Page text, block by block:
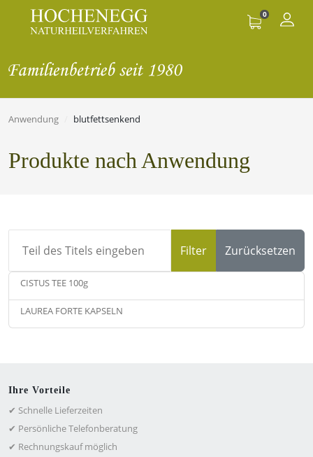
0
Anwendung blutfettsenkend
Produkte nach Anwendung
Filter Zurücksetzen
CISTUS TEE 100g
LAUREA FORTE KAPSELN
Ihre Vorteile
✔ Schnelle Lieferzeiten
✔ Persönliche Telefonberatung
✔ Rechnungskauf möglich